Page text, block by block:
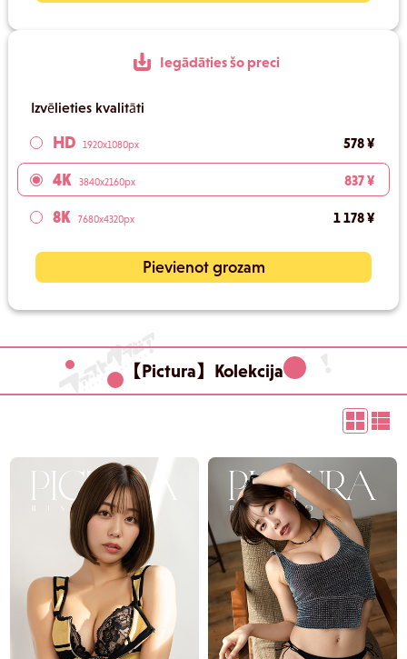
Iegādāties šo preci
Izvēlieties kvalitāti
HD 1920x1080px 578 ¥
4K 3840x2160px 837 ¥
8K 7680x4320px 1 178 ¥
Pievienot grozam
【Pictura】Kolekcija